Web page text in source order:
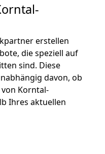
erstellen
die speziell auf
sind. Diese
davon, ob
Korntal-
Ihres aktuellen